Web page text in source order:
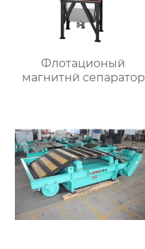
Флотационый
магнитнй сепаратор